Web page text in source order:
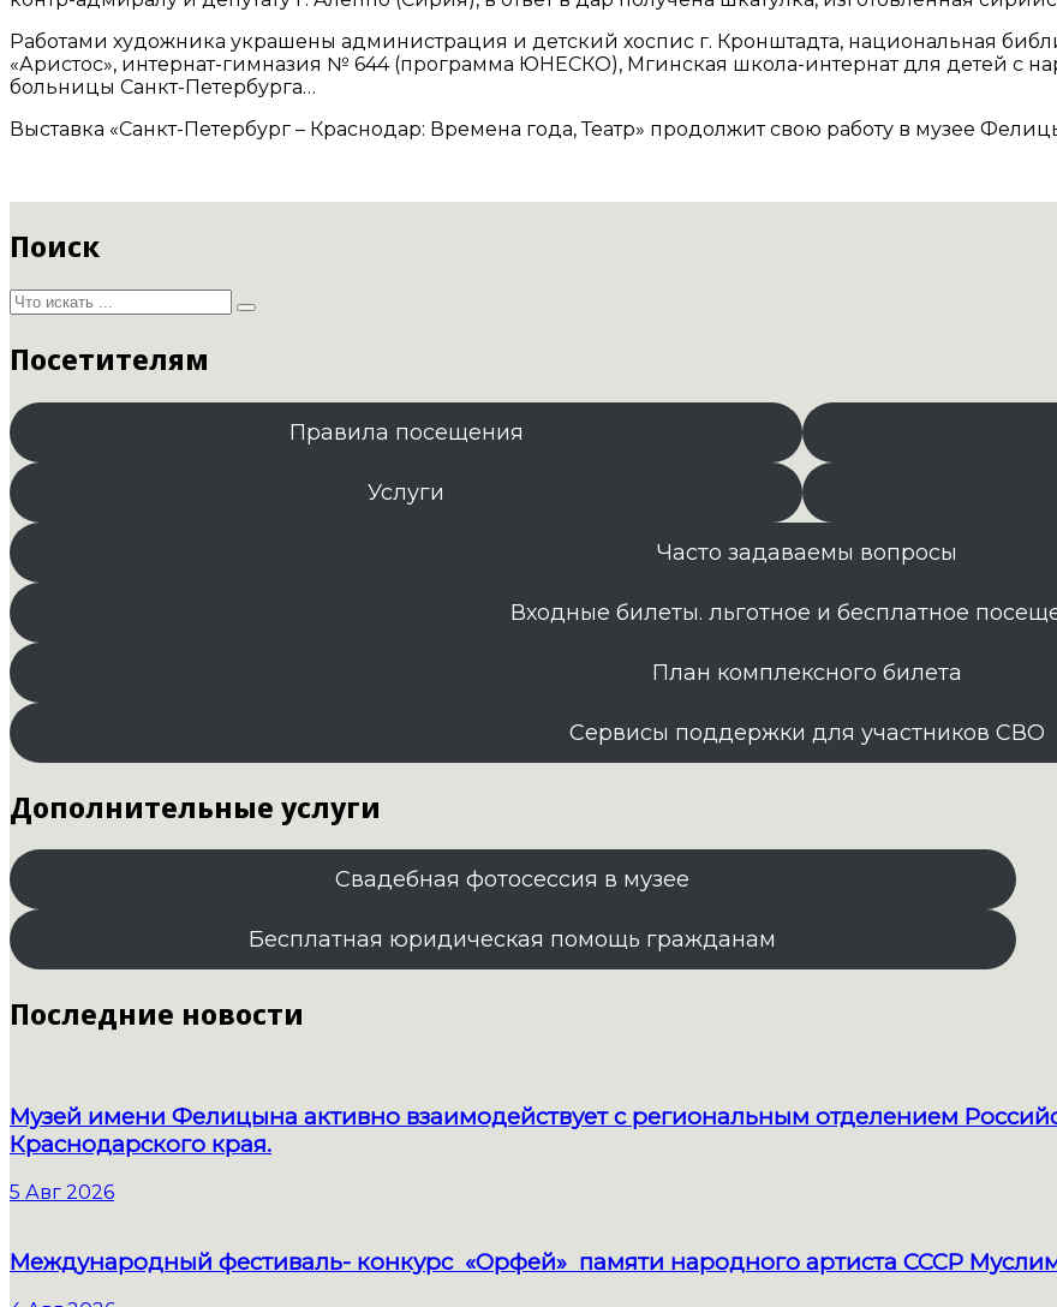
Работами художника украшены администрация и детский хоспис г. Кронштадта, национальная
«Аристос», интернат-гимназия № 644 (программа ЮНЕСКО), Мгинская школа-интернат для детей с
больницы Санкт-Петербурга…
Выставка «Санкт-Петербург – Краснодар: Времена года, Театр» продолжит свою работу в музее
Поиск
Посетителям
Правила посещения
Услуги
Часто задаваемы вопросы
Входные билеты. льготное и бесплатное
План комплексного билета
Сервисы поддержки для участников СВО
Дополнительные услуги
Свадебная фотосессия в музее
Бесплатная юридическая помощь гражданам
Последние новости
Музей имени Фелицына активно взаимодействует с региональным отделением
Краснодарского края.
5 Авг 2026
Международный фестиваль- конкурс «Орфей» памяти народного артиста СССР